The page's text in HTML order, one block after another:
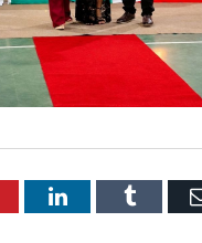
LinkedInTumblr